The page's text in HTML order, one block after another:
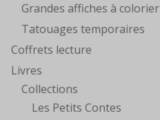
Grandes affiches à colorier
Tatouages temporaires
Coffrets lecture
Livres
Collections
Les Petits Contes